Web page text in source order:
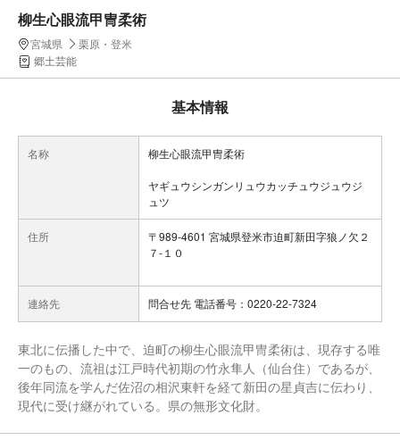
柳生心眼流甲冑柔術
宮城県
栗原・登米
郷土芸能
基本情報
名称 柳生心眼流甲冑柔術
ヤギュウシンガンリュウカッチュウジュウジ
ュツ
住所
〒989-4601 宮城県登米市迫町新田字狼ノ欠２
７-１０
連絡先 問合せ先 電話番号：0220-22-7324
東北に伝播した中で、迫町の柳生心眼流甲冑柔術は、現存する唯
一のもの、流祖は江戸時代初期の竹永隼人（仙台住）であるが、
後年同流を学んだ佐沼の相沢東軒を経て新田の星貞吉に伝わり、
現代に受け継がれている。県の無形文化財。